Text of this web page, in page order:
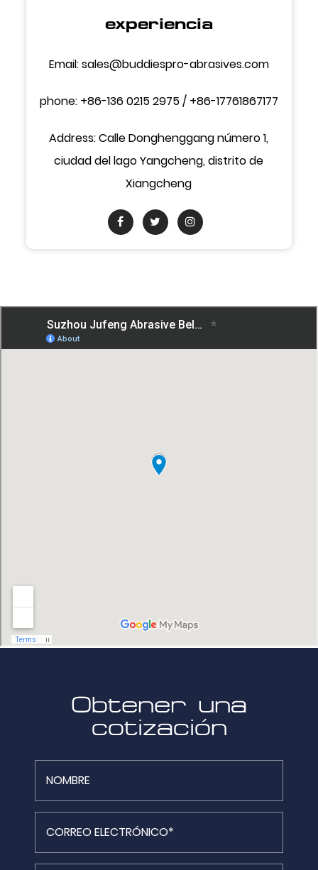
experiencia
Email:sales@buddiespro-abrasives.com
phone: +86-136 0215 2975 / +86-17761867177
Address: Calle Donghenggang número 1,
ciudad del lago Yangcheng, distrito de
Xiangcheng
Obtener una
cotización